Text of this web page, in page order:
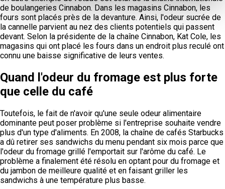
de boulangeries Cinnabon. Dans les magasins Cinnabon, les
fours sont placés près de la devanture. Ainsi, l'odeur sucrée de
la cannelle parvient au nez des clients potentiels qui passent
devant. Selon la présidente de la chaîne Cinnabon, Kat Cole, les
magasins qui ont placé les fours dans un endroit plus reculé ont
connu une baisse significative de leurs ventes.
Quand l'odeur du fromage est plus forte
que celle du café
Toutefois, le fait de n'avoir qu'une seule odeur alimentaire
dominante peut poser problème si l'entreprise souhaite vendre
plus d'un type d'aliments. En 2008, la chaîne de cafés Starbucks
a dû retirer ses sandwichs du menu pendant six mois parce que
l'odeur du fromage grillé l'emportait sur l'arôme du café. Le
problème a finalement été résolu en optant pour du fromage et
du jambon de meilleure qualité et en faisant griller les
sandwichs à une température plus basse.